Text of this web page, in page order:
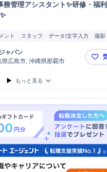
務管理アシスタント✨研修・福
ント スタッフ データ/文字入力 撮影
機器
書類整理 プロジェクト 書類作成
ャパン
広島市, 沖縄県那覇市
もっと見る